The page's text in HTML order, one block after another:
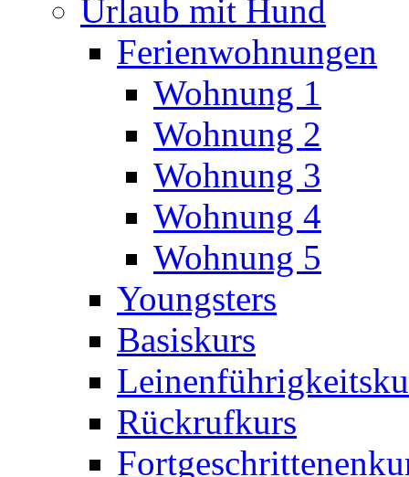
Urlaub mit Hund
Ferienwohnungen
Wohnung 1
Wohnung 2
Wohnung 3
Wohnung 4
Wohnung 5
Youngsters
Basiskurs
Rückrufkurs